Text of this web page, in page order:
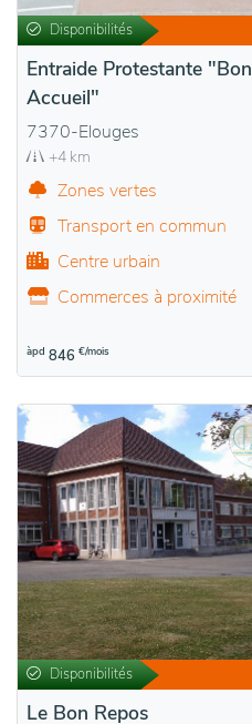
Disponibilités
Entraide Protestante "Bon
Accueil"
7370-Elouges
+4 km
Zones vertes
Transport en commun
Centre urbain
Commerces à proximité
àpd 846 €/mois
Disponibilités
Le Bon Repos